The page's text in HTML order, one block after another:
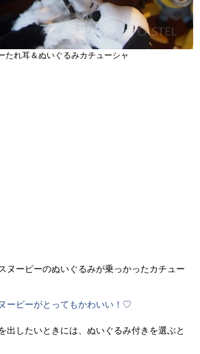
たれ耳＆ぬいぐるみカチューシャ
ヌーピーのぬいぐるみが乗っかったカチュー
ーピーがとってもかわいい！♡
出したいときには、ぬいぐるみ付きを選ぶと